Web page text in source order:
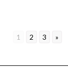
1 2 3 »